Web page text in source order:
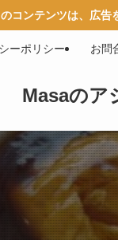
コンテンツは、広告
Masaのア
ーポリシー お問